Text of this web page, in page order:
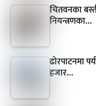
चितवनका
नियन्त्रणका…
ढोरपाटनमा
हजार…